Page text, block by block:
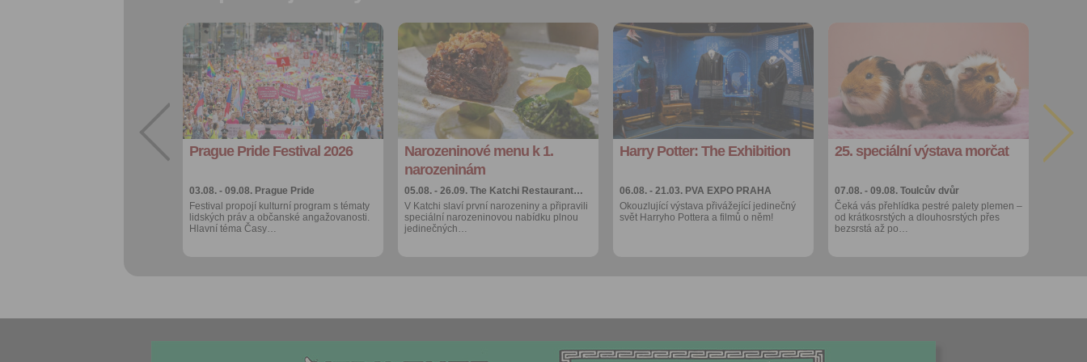
Prague Pride Festival 2026
03.08. - 09.08. Prague Pride
Festival propojí kulturní program s tématy
lidských práv a občanské angažovanosti.
Hlavní téma Časy…
Přidat do
oblíbených
Sdílet:
Facebook
export do
kalendáře
Více výhod pro
Narozeninové menu k 1.
narozeninám
05.08. - 26.09. The Katchi Restaurant…
V Katchi slaví první narozeniny a připravili
speciální narozeninovou nabídku plnou
jedinečných…
Přidat do
oblíbených
Sdílet:
Facebook
export do
kalendáře
Více výhod pro
přihlášené
Harry Potter: The Exhibition
06.08. - 21.03. PVA EXPO PRAHA
Okouzlující výstava přivážející jedinečný
svět Harryho Pottera a filmů o něm!
Přidat do
oblíbených
Sdílet:
Facebook
export do
kalendáře
Více výhod pro
25. speciální výstava morčat
07.08. - 09.08. Toulcův dvůr
Čeká vás přehlídka pestré palety plemen –
od krátkosrstých a dlouhosrstých přes
bezsrstá až po…
Sdílet:
Facebook
export do
kalendáře
Více výhod pro
Vyplněním a odesláním tohoto
formuláře rovněž potvrzujete, že jste
si přečetl(a)Všeobecné a
obchodní podmínky
a souhlasíte s
jejich obsahem.